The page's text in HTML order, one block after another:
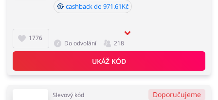
1776
cashback do 971.61Kč
Do odvolání 218
UKÁŽ KÓD
Slevový kód Doporučujeme